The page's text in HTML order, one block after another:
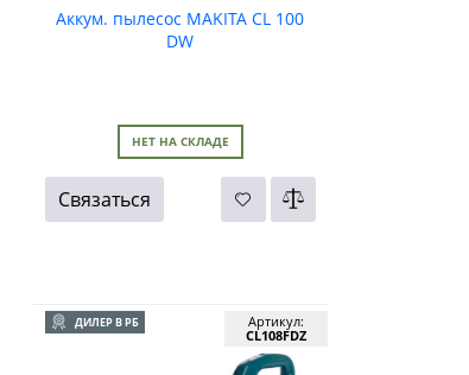
Аккум. пылесос MAKITA CL 100
DW
НЕТ НА СКЛАДЕ
Связаться
ДИЛЕР В РБ
Артикул:
CL108FDZ